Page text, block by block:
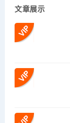
文章展示